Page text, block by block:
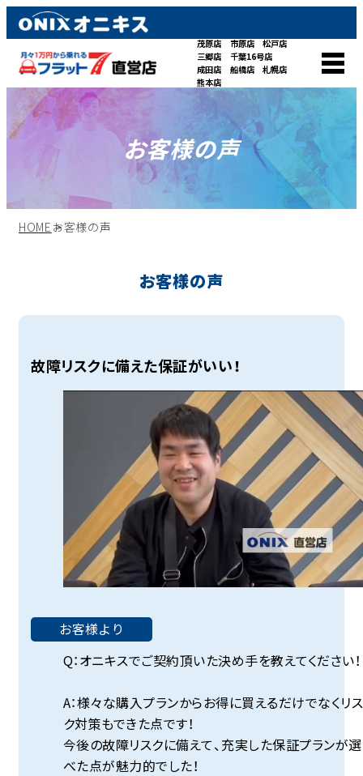
茂原店 市原店
松戸店
三郷店
千葉16号店
成田店
船橋店
札幌店
熊本店
お客様の声
HOME お客様の声
お客様の声
故障リスクに備えた保証がいい！
お客様より
Q：オニキスでご契約頂いた決め手を教えてください！
A：様々な購入プランからお得に買えるだけでなくリス
ク対策もできた点です！
今後の故障リスクに備えて、充実した保証プランが選
べた点が魅力的でした！